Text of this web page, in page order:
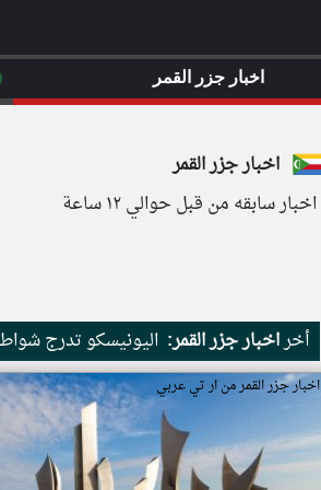
اخبار جزر القمر
اخبار سابقه من قبل حوالي ١٢ ساعة
أخراخبار جزر القمر: اليونيسكو تدرج
اخبار جزر القمر من ار تي عربي
اخبار جزر القمر